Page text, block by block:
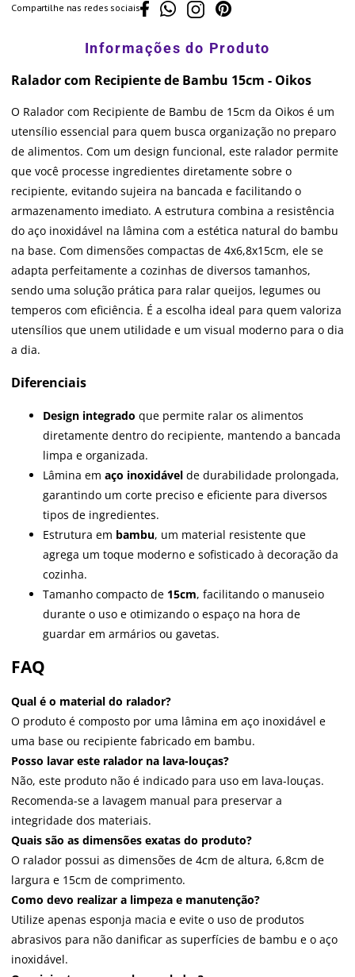
Compartilhe nas redes sociais
Ralador com Recipiente de Bambu 15cm - Oikos
O Ralador com Recipiente de Bambu de 15cm da Oikos é um
utensílio essencial para quem busca organização no preparo
de alimentos. Com um design funcional, este ralador permite
que você processe ingredientes diretamente sobre o
recipiente, evitando sujeira na bancada e facilitando o
armazenamento imediato. A estrutura combina a resistência
do aço inoxidável na lâmina com a estética natural do bambu
na base. Com dimensões compactas de 4x6,8x15cm, ele se
adapta perfeitamente a cozinhas de diversos tamanhos,
sendo uma solução prática para ralar queijos, legumes ou
temperos com eficiência. É a escolha ideal para quem valoriza
utensílios que unem utilidade e um visual moderno para o dia
a dia.
Diferenciais
Design integrado que permite ralar os alimentos
diretamente dentro do recipiente, mantendo a bancada
limpa e organizada.
Lâmina em aço inoxidável de durabilidade prolongada,
garantindo um corte preciso e eficiente para diversos
tipos de ingredientes.
Estrutura em bambu, um material resistente que
agrega um toque moderno e sofisticado à decoração da
cozinha.
Tamanho compacto de 15cm, facilitando o manuseio
durante o uso e otimizando o espaço na hora de
guardar em armários ou gavetas.
FAQ
Qual é o material do ralador?
O produto é composto por uma lâmina em aço inoxidável e
uma base ou recipiente fabricado em bambu.
Posso lavar este ralador na lava-louças?
Não, este produto não é indicado para uso em lava-louças.
Recomenda-se a lavagem manual para preservar a
integridade dos materiais.
Quais são as dimensões exatas do produto?
O ralador possui as dimensões de 4cm de altura, 6,8cm de
largura e 15cm de comprimento.
Como devo realizar a limpeza e manutenção?
Utilize apenas esponja macia e evite o uso de produtos
abrasivos para não danificar as superfícies de bambu e o aço
inoxidável.